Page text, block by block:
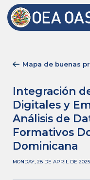
Mapa de buenas
Integración
Digitales y
Análisis de
Formativos
Dominicana
MONDAY, 28 DE APRIL DE